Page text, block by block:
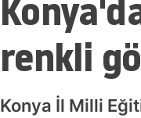
renkli
Konya İl Milli